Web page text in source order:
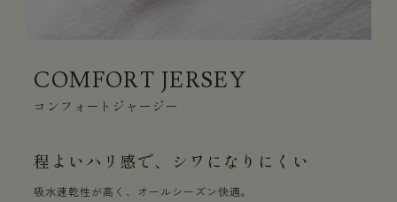
COMFORT JERSEY
コンフォートジャージー
程よいハリ感で、シワになりにくい
吸水速乾性が高く、オールシーズン快適。